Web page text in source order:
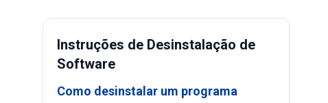
Instruções de Desinstalação de
Software
Como desinstalar um programa